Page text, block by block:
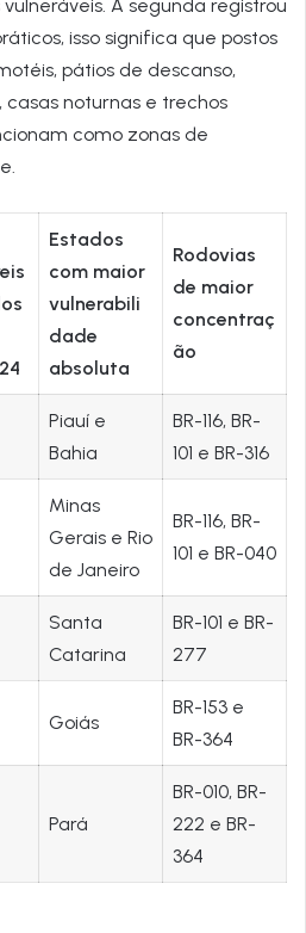
vulneráveis. A segunda registrou
isso significa que postos
pátios de descanso,
casas noturnas e trechos
como zonas de
Estados
com maior
vulnerabili
dade
absoluta
Rodovias
de maior
concentraç
ão
Piauí e
Bahia
BR-116, BR-
101 e BR-316
Minas
Gerais e Rio
de Janeiro
BR-116, BR-
101 e BR-040
Santa
Catarina
BR-101 e BR-
277
Goiás
BR-153 e
BR-364
Pará
BR-010, BR-
222 e BR-
364